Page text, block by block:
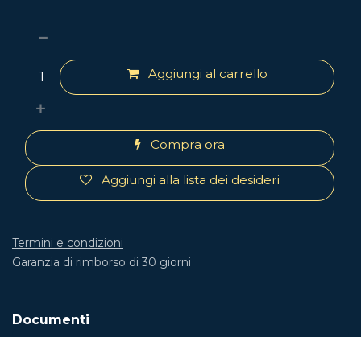
Aggiungi al carrello
Compra ora
Aggiungi alla lista dei desideri
Termini e condizioni
Garanzia di rimborso di 30 giorni
Documenti